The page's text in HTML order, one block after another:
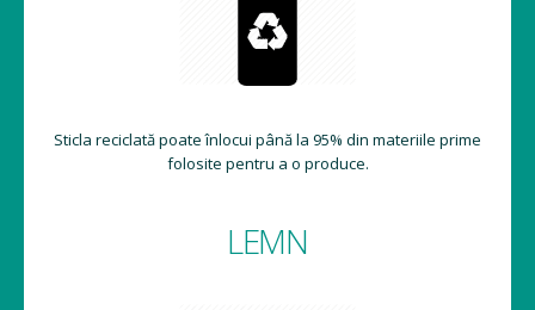
Sticla reciclată poate înlocui până la 95% din materiile prime
folosite pentru a o produce.
LEMN